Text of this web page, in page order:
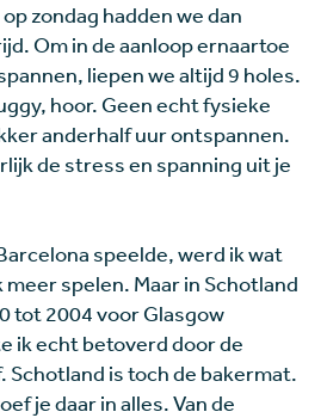
zondag hadden we dan
Om in de aanloop ernaartoe
liepen we altijd 9 holes.
hoor. Geen echt fysieke
anderhalf uur ontspannen.
de stress en spanning uit je
speelde, werd ik wat
spelen. Maar in Schotland
tot 2004 voor Glasgow
ik echt betoverd door de
Schotland is toch de bakermat.
je daar in alles. Van de